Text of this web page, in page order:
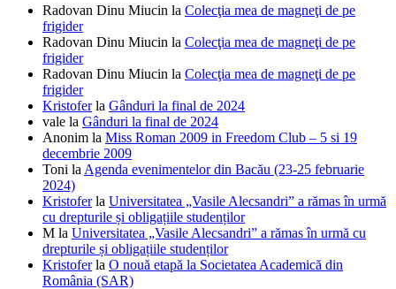
Radovan Dinu Miucin la Colecţia mea de magneţi de pe
frigider
Radovan Dinu Miucin la Colecţia mea de magneţi de pe
frigider
Radovan Dinu Miucin la Colecţia mea de magneţi de pe
frigider
Kristoferla Gânduri la final de 2024
vale la Gânduri la final de 2024
Anonim la Miss Roman 2009 in Freedom Club – 5 si 19
decembrie 2009
Toni la Agenda evenimentelor din Bacău (23-25 februarie
2024)
Kristoferla Universitatea „Vasile Alecsandri” a rămas în urmă
cu drepturile și obligațiile studenților
M la Universitatea „Vasile Alecsandri” a rămas în urmă cu
drepturile și obligațiile studenților
Kristoferla O nouă etapă la Societatea Academică din
România (SAR)